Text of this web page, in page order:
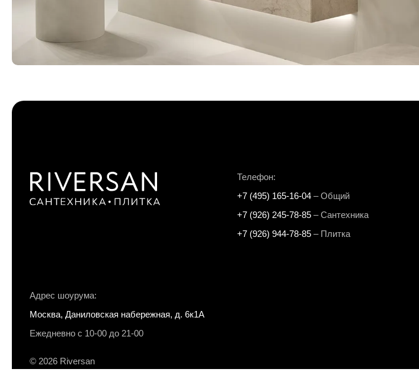
Адрес шоурума:
Москва, Даниловская набережная, д. 6к1А
Ежедневно с 10-00 до 21-00
© 2026 Riversan
Телефон:
+7 (495) 165-16-04– Общий
+7 (926) 245-78-85– Сантехника
+7 (926) 944-78-85– Плитка